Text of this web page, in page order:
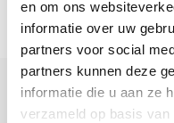
en om ons
informatie over uw
partners voor social
partners kunnen deze
informatie die u aan ze
verzameld op basis
Laat een reactie